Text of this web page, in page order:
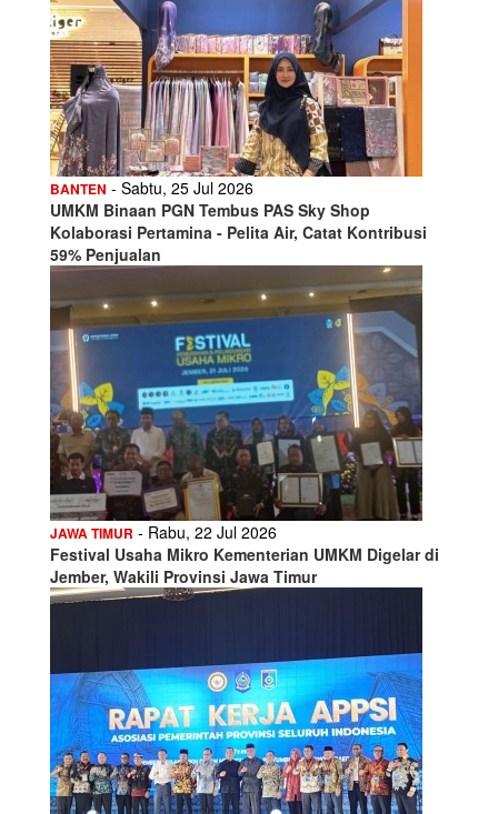
BANTEN - Sabtu, 25 Jul 2026
UMKM Binaan PGN Tembus PAS Sky Shop
Kolaborasi Pertamina - Pelita Air, Catat Kontribusi
59% Penjualan
JAWA TIMUR - Rabu, 22 Jul 2026
Festival Usaha Mikro Kementerian UMKM Digelar di
Jember, Wakili Provinsi Jawa Timur